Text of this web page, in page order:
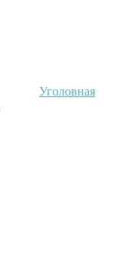
Уголовная